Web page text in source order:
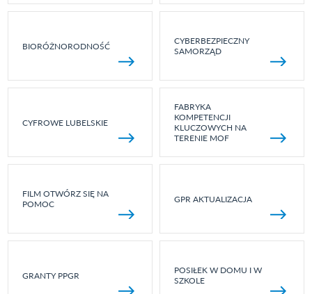
BIORÓŻNORODNOŚĆ
CYBERBEZPIECZNY
SAMORZĄD
CYFROWE LUBELSKIE
FABRYKA
KOMPETENCJI
KLUCZOWYCH NA
TERENIE MOF
FILM OTWÓRZ SIĘ NA
POMOC
GPR AKTUALIZACJA
GRANTY PPGR
POSIŁEK W DOMU I W
SZKOLE